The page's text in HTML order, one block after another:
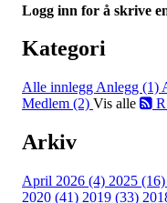
Logg inn for å skrive
Kategori
Alle innlegg Anlegg (1)
Medlem (2) Vis alle
Arkiv
April 2026 (4) 2025 (16)
2020 (41) 2019 (33)